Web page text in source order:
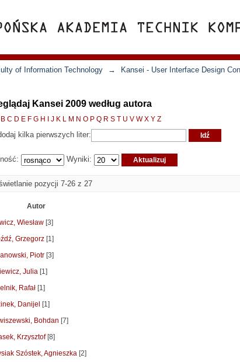
of Information Technology → Kansei - User Interface Design
Kansei 2009 według autora
B C D E F G H J K L M N O P Q R S T U V W X Y Z
kilka pierwszych liter:
Wyniki:
pozycji 7-26 z 27
Autor
Wiesław [3]
Grzegorz [1]
Piotr [3]
Julia [1]
Rafał [1]
Danijel
[1]
Bohdan [7]
Krzysztof[8]
Szóstek, Agnieszka [2]